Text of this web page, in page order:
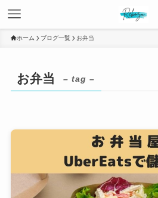
ホーム ブログ一覧 お弁当
お弁当 – tag –